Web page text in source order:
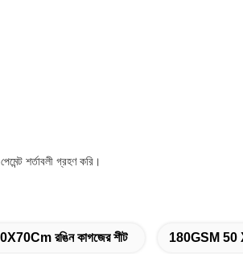
শর্তাবলী গ্রহণ করি।
রঙিন কাগজের শীট 180GSM 50